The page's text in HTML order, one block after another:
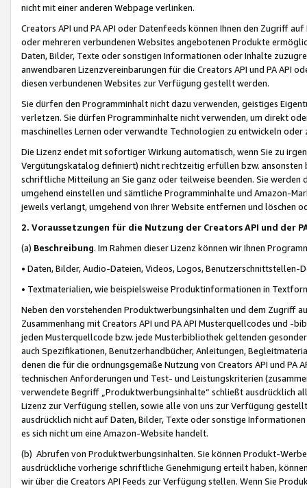
nicht mit einer anderen Webpage verlinken.
Creators API und PA API oder Datenfeeds können Ihnen den Zugriff
oder mehreren verbundenen Websites angebotenen Produkte
Daten, Bilder, Texte oder sonstigen Informationen oder Inhalte
anwendbaren Lizenzvereinbarungen für die Creators API und PA API
diesen verbundenen Websites zur Verfügung gestellt werden.
Sie dürfen den Programminhalt nicht dazu verwenden, geistiges
verletzen. Sie dürfen Programminhalte nicht verwenden, um direkt
maschinelles Lernen oder verwandte Technologien zu entwickeln
Die Lizenz endet mit sofortiger Wirkung automatisch, wenn Sie zu
Vergütungskatalog definiert) nicht rechtzeitig erfüllen bzw. ansonsten
schriftliche Mitteilung an Sie ganz oder teilweise beenden. Sie werden
umgehend einstellen und sämtliche Programminhalte und Amazon-
jeweils verlangt, umgehend von Ihrer Website entfernen und löschen
2. Voraussetzungen für die Nutzung der Creators API und der
(a) Beschreibung. Im Rahmen dieser Lizenz können wir Ihnen
• Daten, Bilder, Audio-Dateien, Videos, Logos, Benutzerschnittstellen-
• Textmaterialien, wie beispielsweise Produktinformationen in
Neben den vorstehenden Produktwerbungsinhalten und dem Zugriff
Zusammenhang mit Creators API und PA API Musterquellcodes und
jeden Musterquellcode bzw. jede Musterbibliothek geltenden
auch Spezifikationen, Benutzerhandbücher, Anleitungen,
denen die für die ordnungsgemäße Nutzung von Creators API und PA
technischen Anforderungen und Test- und Leistungskriterien
verwendete Begriff „Produktwerbungsinhalte“ schließt ausdrücklich
Lizenz zur Verfügung stellen, sowie alle von uns zur Verfügung
ausdrücklich nicht auf Daten, Bilder, Texte oder sonstige
es sich nicht um eine Amazon-Website handelt.
(b) Abrufen von Produktwerbungsinhalten. Sie können Produkt-
ausdrückliche vorherige schriftliche Genehmigung erteilt haben,
wir über die Creators API Feeds zur Verfügung stellen. Wenn Sie